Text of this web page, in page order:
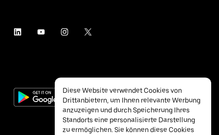
Diese Website verwendet Cookies von
Drittanbietern, um Ihnen relevante Werbung
anzuzeigen und durch Speicherung Ihres
Standorts eine personalisierte Darstellung
zu ermöglichen. Sie können diese Cookies